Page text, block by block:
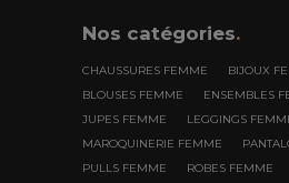
Nos catégories.
CHAUSSURES FEMME
BIJOUX
BLOUSES FEMME
ENSEMBLES
JUPES FEMME
LEGGINGS
MAROQUINERIE FEMME
PULLS FEMME
ROBES FEMME